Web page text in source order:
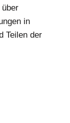
in
Teilen der